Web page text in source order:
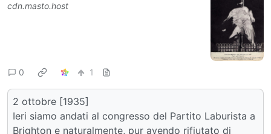
cdn.masto.host
0 1
2 ottobre [1935]
Ieri siamo andati al congresso del Partito Laburista a
Brighton e naturalmente, pur avendo rifiutato di